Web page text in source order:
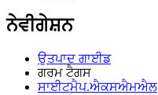
ਨੇਵੀਗੇਸ਼ਨ
ਉਤਪਾਦ ਗਾਈਡ
ਗਰਮ ਟੈਗਸ
ਸਾਈਟਮੈਪ.ਐਕਸਐਮਐਲ